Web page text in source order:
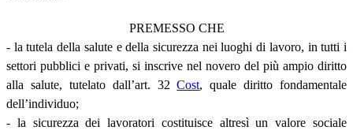
PREMESSO CHE
- la tutela della salute e della sicurezza nei luoghi di lavoro, in tutti i
settori pubblici e privati, si inscrive nel novero del più ampio diritto
alla salute, tutelato dall’art. 32Cost, quale diritto fondamentale
dell’individuo;
- la sicurezza dei lavoratori costituisce altresì un valore sociale